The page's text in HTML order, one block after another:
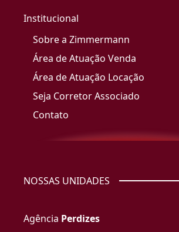
Institucional
Sobre a Zimmermann
Área de Atuação Venda
Área de Atuação Locação
Seja Corretor Associado
Contato
NOSSAS UNIDADES
Agência Perdizes